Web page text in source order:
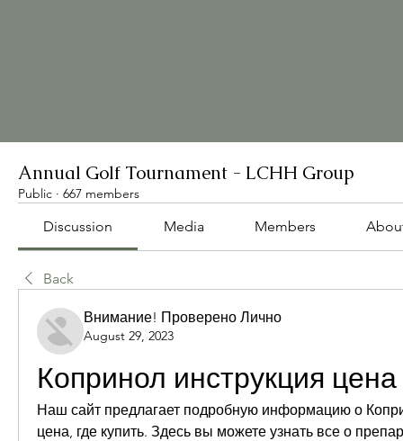
Annual Golf Tournament - LCHH Group
Public · 667 members
Discussion Media Members
Back
Внимание! Проверено Лично
August 29, 2023
Копринол инструкция цена
Наш сайт предлагает подробную информацию о
цена, где купить. Здесь вы можете узнать все о